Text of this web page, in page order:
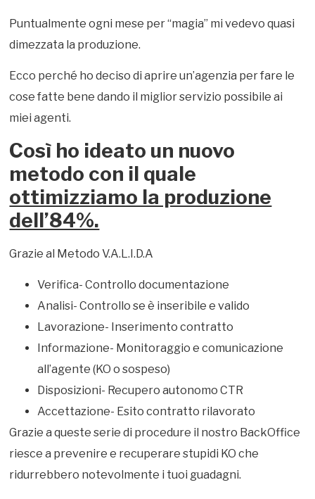
Puntualmente ogni mese per “magia” mi vedevo quasi
dimezzata la produzione.
Ecco perché ho deciso di aprire un’agenzia per fare le
cose fatte bene dando il miglior servizio possibile ai
miei agenti.
Così ho ideato un nuovo
metodo con il quale
ottimizziamo la produzione
dell’84%.
Grazie al Metodo V.A.L.I.D.A
Verifica- Controllo documentazione
Analisi- Controllo se è inseribile e valido
Lavorazione- Inserimento contratto
Informazione- Monitoraggio e comunicazione
all’agente (KO o sospeso)
Disposizioni- Recupero autonomo CTR
Accettazione- Esito contratto rilavorato
Grazie a queste serie di procedure il nostro BackOffice
riesce a prevenire e recuperare stupidi KO che
ridurrebbero notevolmente i tuoi guadagni.